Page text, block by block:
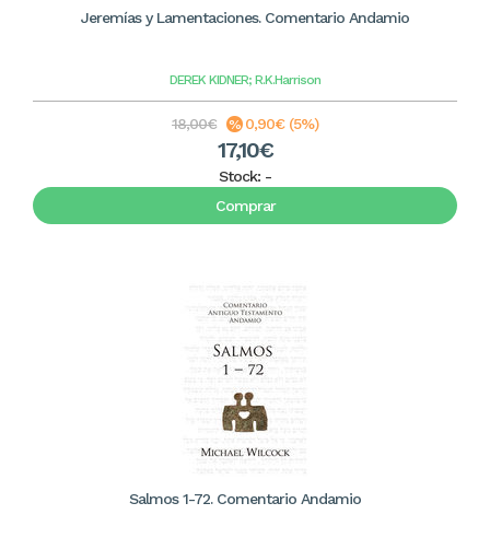
Jeremías y Lamentaciones. Comentario Andamio
DEREK KIDNER; R.K.Harrison
18,00€ 0,90€ (5%)
17,10€
Stock: -
Comprar
Salmos 1-72. Comentario Andamio